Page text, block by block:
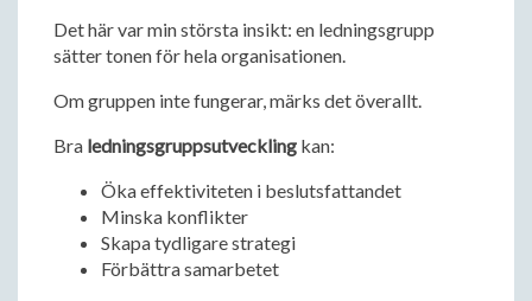
Det här var min största insikt: en ledningsgrupp
sätter tonen för hela organisationen.
Om gruppen inte fungerar, märks det överallt.
Bra ledningsgruppsutveckling kan:
Öka effektiviteten i beslutsfattandet
Minska konflikter
Skapa tydligare strategi
Förbättra samarbetet